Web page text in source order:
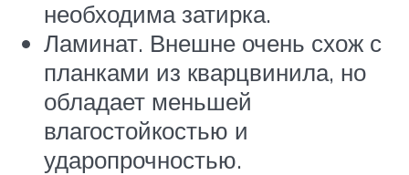
необходима затирка.
Ламинат. Внешне очень схож с
планками из кварцвинила, но
обладает меньшей
влагостойкостью и
ударопрочностью.